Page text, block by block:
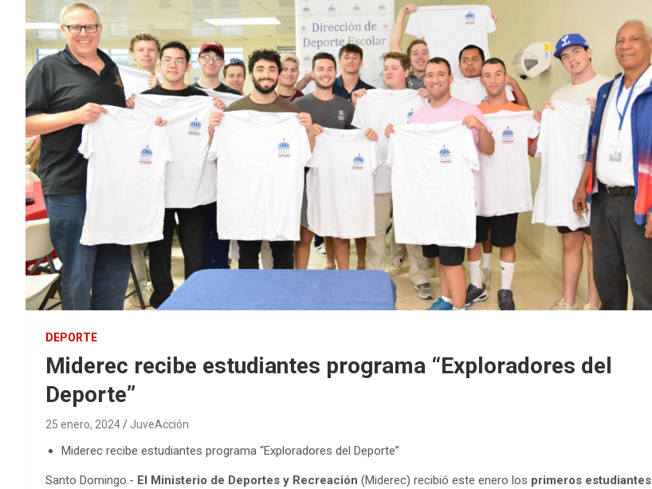
DEPORTE
Miderec recibe estudiantes programa “Exploradores del
Deporte”
25 enero, 2024 JuveAcción
Miderec recibe estudiantes programa “Exploradores del Deporte”
Santo Domingo.- El Ministerio de Deportes y Recreación (Miderec) recibió este enero los primeros estudiantes